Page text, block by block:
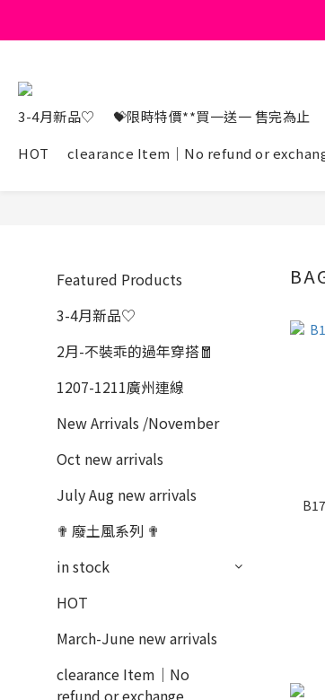
3-4月新品♡ 💝限時特價**買一送一 售完為止
HOT
clearance Item｜No refund or
Featured Products
3-4月新品♡
2月-不裝乖的過年穿搭🧧
1207-1211廣州連線
New Arrivals /November
Oct new arrivals
July Aug new arrivals
✟ 廢土風系列 ✟
in stock
HOT
March-June new arrivals
clearance Item｜No